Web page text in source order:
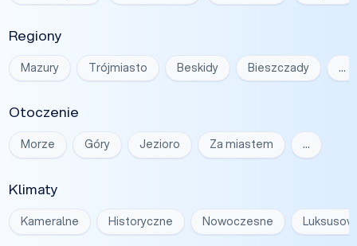
Regiony
Mazury Trójmiasto Beskidy Bieszczady …
Otoczenie
Morze Góry Jezioro Za miastem …
Klimaty
Kameralne Historyczne Nowoczesne